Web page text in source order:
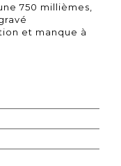
750 millièmes,
et manque à